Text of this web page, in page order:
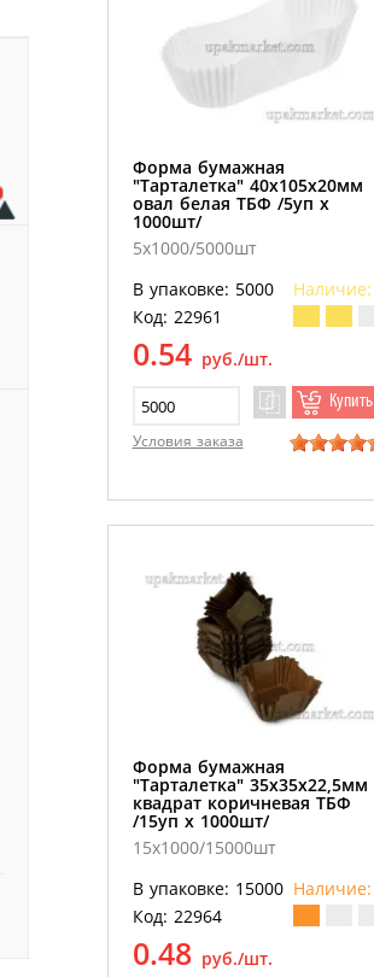
Форма бумажная
"Тарталетка" 40х105х20мм
овал белая ТБФ /5уп х
1000шт/
5х1000/5000шт
В упаковке: 5000
Наличие:
Код: 22961
0.54 руб./шт.
Купить
Условия заказа
Форма бумажная
"Тарталетка" 35х35х22,5мм
квадрат коричневая ТБФ
/15уп х 1000шт/
15х1000/15000шт
В упаковке: 15000 Наличие:
Код: 22964
0.48 руб./шт.